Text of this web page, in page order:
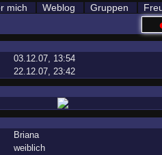
mich Weblog Gruppen
03.12.07, 13:54
22.12.07, 23:42
Briana
weiblich